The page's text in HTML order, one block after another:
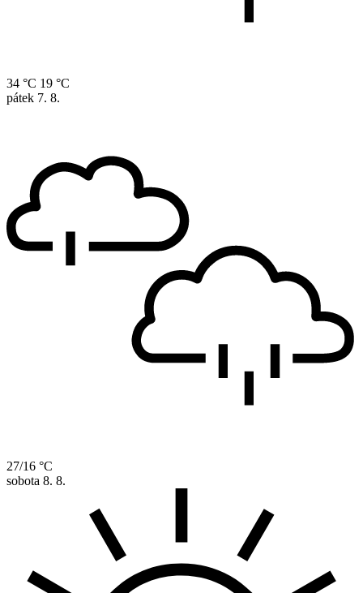
34 °C 19 °C
pátek 7. 8.
27/16 °C
sobota 8. 8.